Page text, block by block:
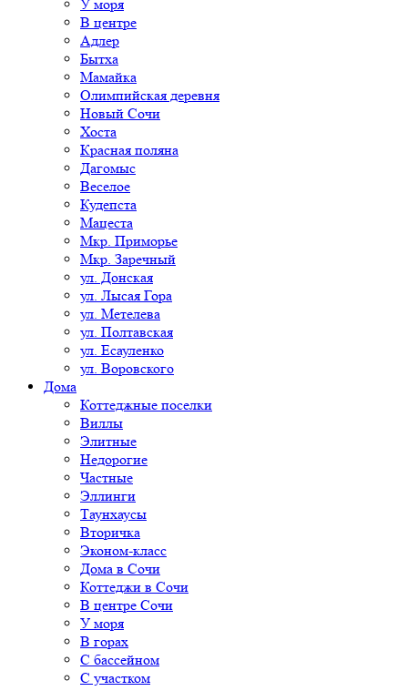
У моря
В центре
Адлер
Бытха
Мамайка
Олимпийская деревня
Новый Сочи
Хоста
Красная поляна
Дагомыс
Веселое
Кудепста
Мацеста
Мкр. Приморье
Мкр. Заречный
ул. Донская
ул. Лысая Гора
ул. Метелева
ул. Полтавская
ул. Есауленко
ул. Воровского
Дома
Коттеджные поселки
Виллы
Элитные
Недорогие
Частные
Эллинги
Таунхаусы
Вторичка
Эконом-класс
Дома в Сочи
Коттеджи в Сочи
В центре Сочи
У моря
В горах
С бассейном
С участком